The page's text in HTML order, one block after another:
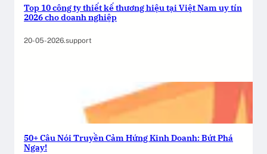
Top 10 công ty thiết kế thương hiệu tại Việt Nam uy tín
2026 cho doanh nghiệp
20-05-2026.support
50+ Câu Nói Truyền Cảm Hứng Kinh Doanh: Bứt Phá
Ngay!